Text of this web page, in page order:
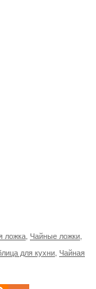
ложка Чайные ложки
для кухни Чайная